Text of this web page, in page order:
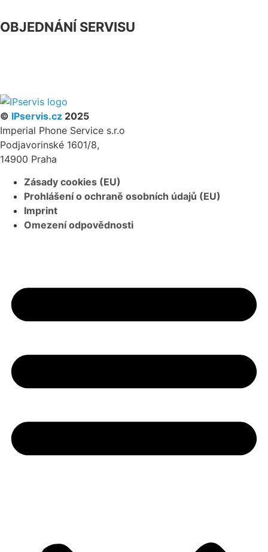
OBJEDNÁNÍ SERVISU
© IPservis.cz 2025
Imperial Phone Service s.r.o
Podjavorinské 1601/8,
14900 Praha
Zásady cookies (EU)
Prohlášení o ochraně osobních údajů (EU)
Imprint
Omezení odpovědnosti